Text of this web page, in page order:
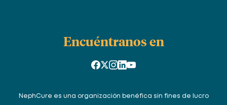
Encuéntranos en
NephCure es una organización benéfica sin fines de lucro